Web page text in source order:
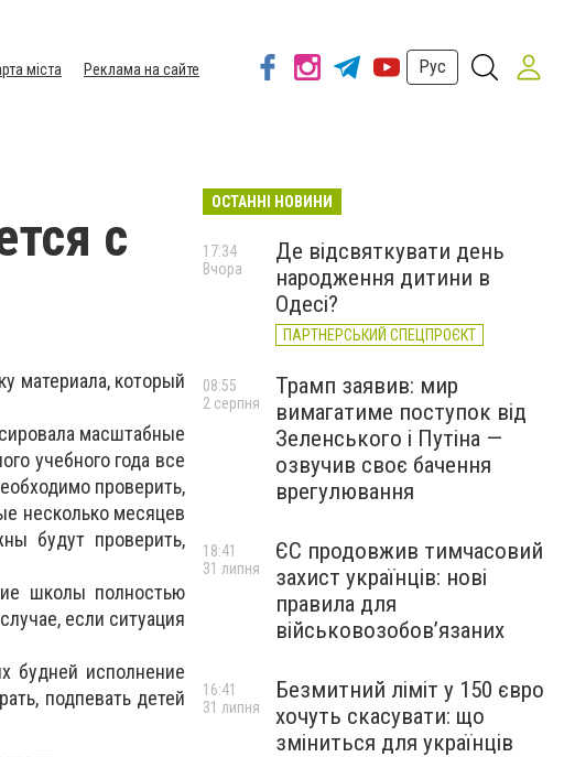
міста
Реклама на сайте
Рус
с
материала, который
масштабные
учебного года все
проверить,
несколько месяцев
будут проверить,
школы полностью
если ситуация
будней исполнение
подпевать детей
ОСТАННІ НОВИНИ
Де відсвяткувати день
народження дитини в
Одесі?
ПАРТНЕРСЬКИЙ СПЕЦПРОЄКТ
17:34
Вчора
Трамп заявив: мир
вимагатиме поступок від
Зеленського і Путіна —
озвучив своє бачення
врегулювання
08:55
2 серпня
ЄС продовжив тимчасовий
захист українців: нові
правила для
військовозобов’язаних
18:41
31 липня
Безмитний ліміт у 150 євро
хочуть скасувати: що
зміниться для українців
16:41
31 липня